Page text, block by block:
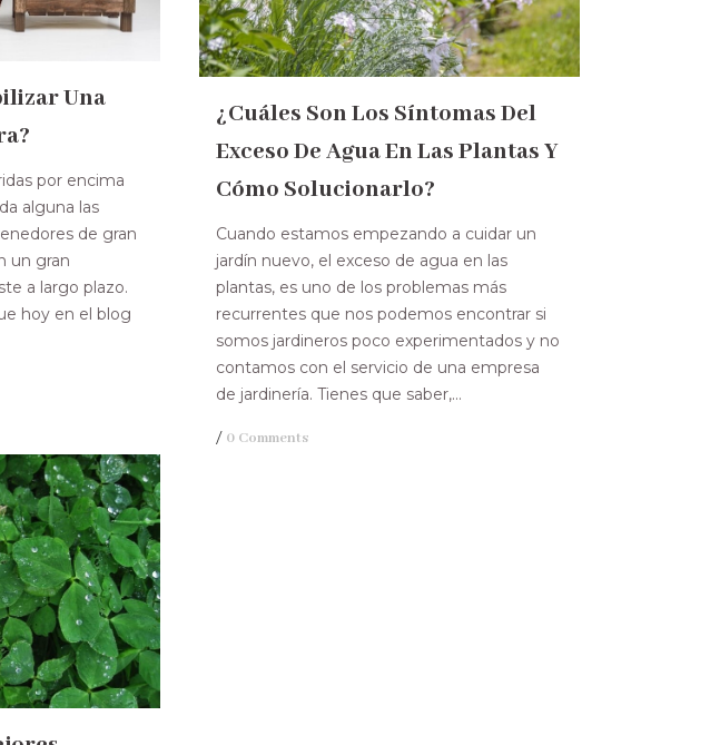
Una
por encima
alguna las
de gran
un gran
a largo plazo.
hoy en el blog
¿Cuáles Son Los Síntomas Del
Exceso De Agua En Las Plantas Y
Cómo Solucionarlo?
Cuando estamos empezando a cuidar un
jardín nuevo, el exceso de agua en las
plantas, es uno de los problemas más
recurrentes que nos podemos encontrar si
somos jardineros poco experimentados y no
contamos con el servicio de una empresa
de jardinería. Tienes que saber,...
/ 0 Comments